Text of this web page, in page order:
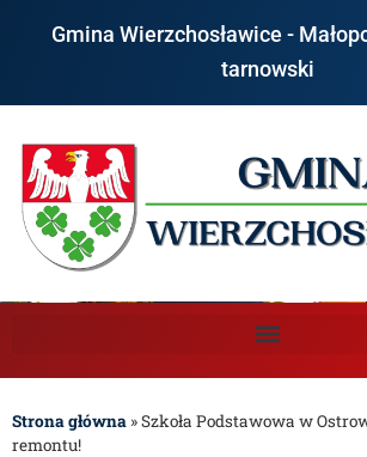
Gmina Wierzchosławice -
tarnowski
Strona główna »Szkoła Podstawowa w
remontu!